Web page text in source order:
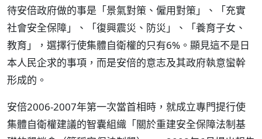
待安倍政府做的事是「景氣對策、僱用對策」、「充實
社會安全保障」、「復興震災、防災」、「養育子女、
教育」，選擇行使集體自衛權的只有6%。顯見這不是日
本人民企求的事項，而是安倍的意志及其政府執意蠻幹
形成的。
安倍2006-2007年第一次當首相時，就成立專門提行使
集體自衛權建議的智囊組織「關於重建安全保障法制基